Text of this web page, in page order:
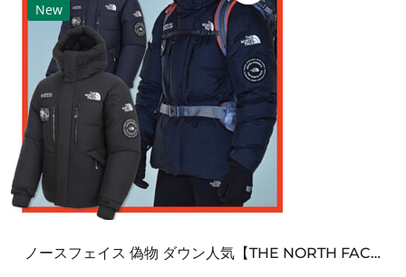
New
ノースフェイス 偽物 ダウン人気【THE NORTH FACE】M'S 7 SUMMIT HIM...